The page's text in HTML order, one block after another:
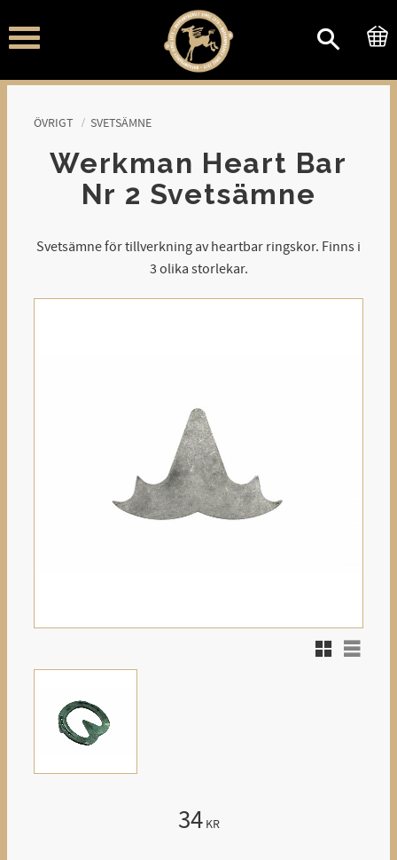
Meny
ÖVRIGT SVETSÄMNE
Werkman Heart Bar
Nr 2 Svetsämne
Svetsämne för tillverkning av heartbar ringskor. Finns i
3 olika storlekar.
Rutnätsvy
Listvy
34KR